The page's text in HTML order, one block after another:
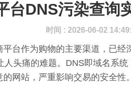
台DNS污染查询
时间 : 2026-06-02
台作为购物的主要渠道，已
头痛的难题。DNS即域名系
网站，严重影响交易的安全